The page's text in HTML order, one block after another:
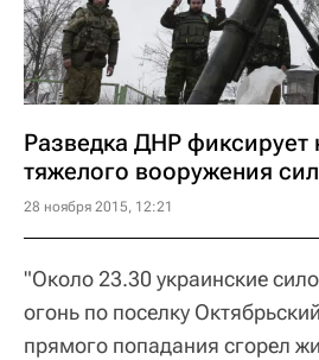
Разведка ДНР
тяжелого вооружения
28 ноября 2015, 12:21
"Около 23.30 украинские
огонь по поселку
прямого попадания сгорел